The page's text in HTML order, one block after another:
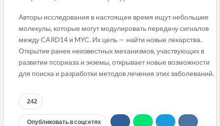
Авторы исследования в настоящее время ищут небольшие
молекулы, которые могут модулировать передачу сигналов
между CARD14 и MYC. Их цель — найти новые лекарства.
Открытие ранее неизвестных механизмов, участвующих в
развитии псориаза и экземы, открывает новые возможности
для поиска и разработки методов лечения этих заболеваний.
242
Опубликовать в соцсетях